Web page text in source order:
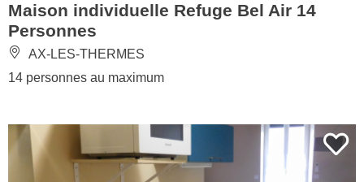
Maison individuelle Refuge Bel Air 14
Personnes
AX-LES-THERMES
14 personnes au maximum